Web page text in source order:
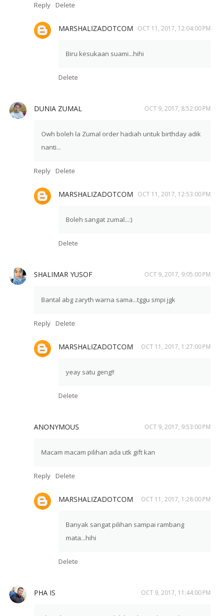
Reply Delete
MARSHALIZADOTCOM OCT 11, 2017, 12:04:00 PM
Biru kesukaan suami...hihi
Delete
DUNIA ZUMAL OCT 9, 2017, 8:52:00 PM
Owh boleh la Zumal order hadiah untuk birthday adik
nanti...
Reply Delete
MARSHALIZADOTCOM OCT 11, 2017, 12:53:00 PM
Boleh sangat zumal...:)
Delete
SHALIMAR YUSOF OCT 9, 2017, 9:05:00 PM
Bantal abg zaryth warna sama...tggu smpi jgk
Reply Delete
MARSHALIZADOTCOM OCT 11, 2017, 1:27:00 PM
yeay satu geng!!
Delete
ANONYMOUS OCT 9, 2017, 9:53:00 PM
Macam macam pilihan ada utk gift kan
Reply Delete
MARSHALIZADOTCOM OCT 11, 2017, 1:28:00 PM
Banyak sangat pilihan sampai rambang
mata...hihi
Delete
PHA IS OCT 9, 2017, 11:44:00 PM